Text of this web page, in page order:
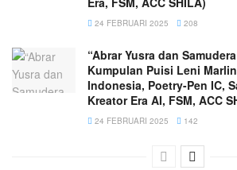
24 FEBRUARI 2025 208
“Abrar Yusra dan
Kumpulan Puisi Leni
Indonesia, Poetry-Pen IC,
Kreator Era AI, FSM, ACC
24 FEBRUARI 2025 142